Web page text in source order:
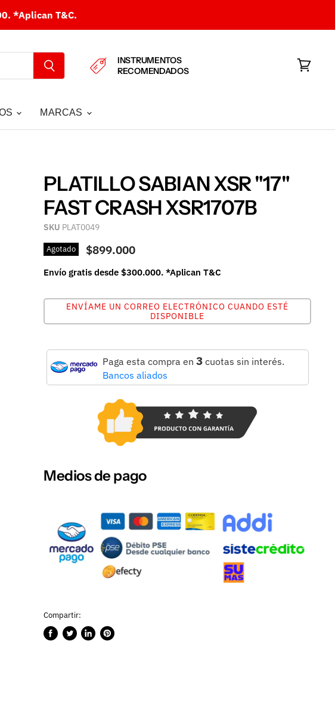
*Aplican T&C.
INSTRUMENTOS
RECOMENDADOS
MARCAS
PLATILLO SABIAN XSR "17"
FAST CRASH XSR1707B
SKU PLAT0049
Agotado $899.000
Envío gratis desde $300.000. *Aplican T&C
ENVÍAME UN CORREO ELECTRÓNICO CUANDO ESTÉ
DISPONIBLE
Paga esta compra en 3cuotas sin interés.
Bancos aliados
Medios de pago
Compartir:
CompartirPublicarCompartirGuardar